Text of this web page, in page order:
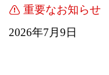
重要なお知らせ
2026年7月9日